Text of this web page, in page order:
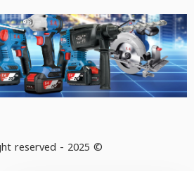
© 2025 - All Right reserved!